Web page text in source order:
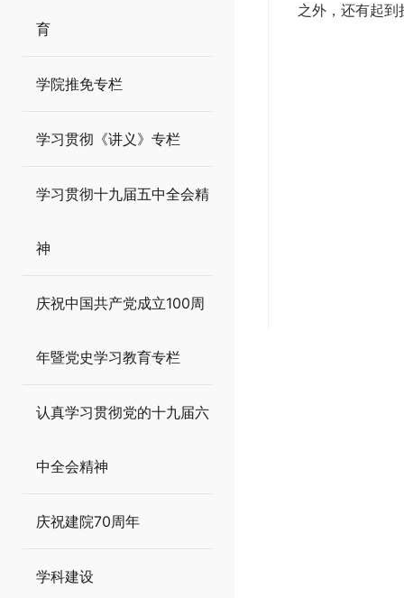
育
学院推免专栏
学习贯彻《讲义》专栏
学习贯彻十九届五中全会精
神
庆祝中国共产党成立100周
年暨党史学习教育专栏
认真学习贯彻党的十九届六
中全会精神
庆祝建院70周年
学科建设
之外，还有起